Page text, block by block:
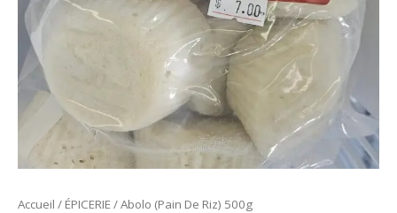
Accueil / ÉPICERIE / Abolo (Pain De Riz) 500g